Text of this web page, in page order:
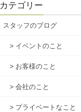
カテゴリー
スタッフのブログ
> イベントのこと
> お客様のこと
> 会社のこと
> プライベートなこと